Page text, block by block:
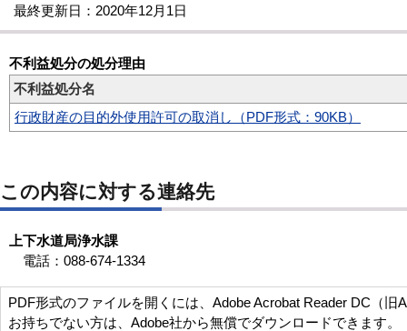
最終更新日：2020年12月1日
不利益処分の処分理由
不利益処分名
行政財産の目的外使用許可の取消し（PDF形式：90KB）
この内容に対する連絡先
上下水道局浄水課
電話：088-674-1334
PDF形式のファイルを開くには、Adobe Acrobat Reader DC（旧
お持ちでない方は、Adobe社から無償でダウンロードできます。